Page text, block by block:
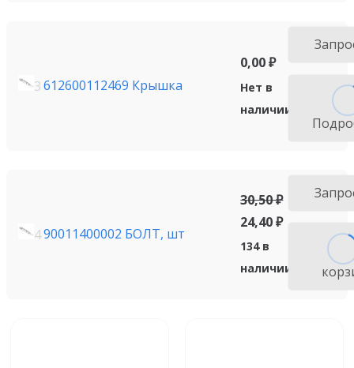
3612600112469 Крышка
0,00₽
Нет в
наличии
490011400002 БОЛТ, шт
30,50₽
24,40₽
134 в
наличии